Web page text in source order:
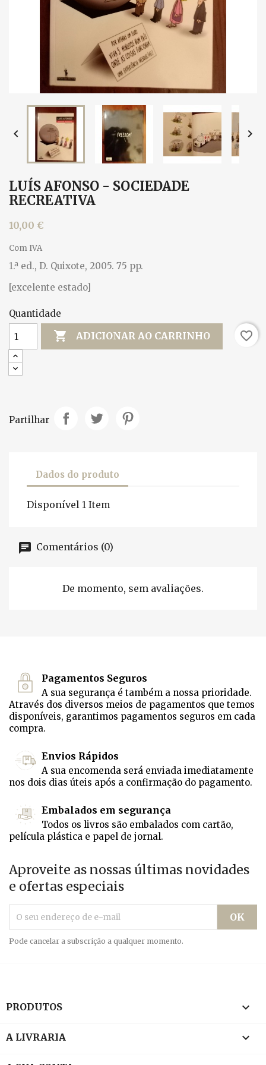
 
LUÍS AFONSO - SOCIEDADE
RECREATIVA
10,00 €
Com IVA
1.ª ed., D. Quixote, 2005. 75 pp.
[excelente estado]
Quantidade
 ADICIONAR AO CARRINHO favorite_border
Partilhar
Dados do produto
Disponível 1 Item
Comentários (0)
De momento, sem avaliações.
Pagamentos Seguros
A sua segurança é também a nossa prioridade.
Através dos diversos meios de pagamentos que temos
disponíveis, garantimos pagamentos seguros em cada
compra.
Envios Rápidos
A sua encomenda será enviada imediatamente
nos dois dias úteis após a confirmação do pagamento.
Embalados em segurança
Todos os livros são embalados com cartão,
película plástica e papel de jornal.
Aproveite as nossas últimas novidades
e ofertas especiais
Pode cancelar a subscrição a qualquer momento.
PRODUTOS 
A LIVRARIA 